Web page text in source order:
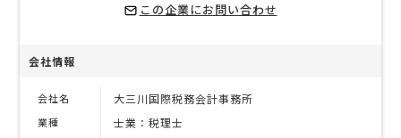
この企業にお問い合わせ
会社情報
会社名 大三川国際税務会計事務所
業種 士業：税理士